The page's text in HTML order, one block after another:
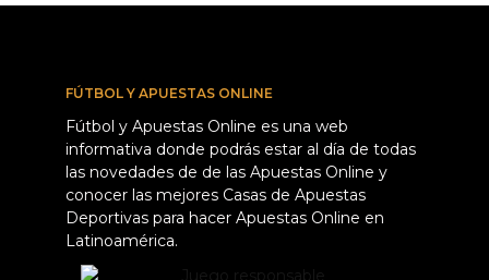
FÚTBOL Y APUESTAS ONLINE
Fútbol y Apuestas Online es una web
informativa donde podrás estar al día de todas
las novedades de de las Apuestas Online y
conocer las mejores Casas de Apuestas
Deportivas para hacer Apuestas Online en
Latinoamérica.